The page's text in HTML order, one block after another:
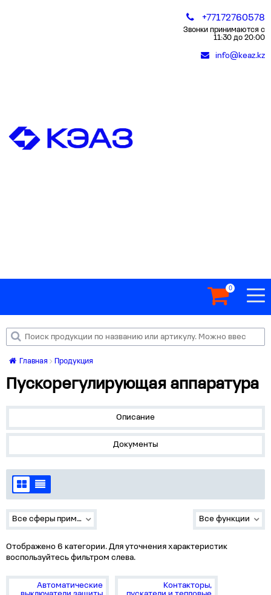
+77172760578
Звонки принимаются с
11:30 до 20:00
info@keaz.kz
0
Главная Продукция
Пускорегулирующая аппаратура
Описание
Документы
Все сферы применения Все функции
Отображено 6 категории. Для уточнения характеристик
воспользуйтесь фильтром слева.
Автоматические
Контакторы,